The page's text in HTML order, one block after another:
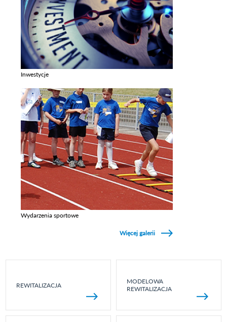
Inwestycje
Wydarzenia sportowe
Więcej galerii
REWITALIZACJA
MODELOWA
REWITALIZACJA